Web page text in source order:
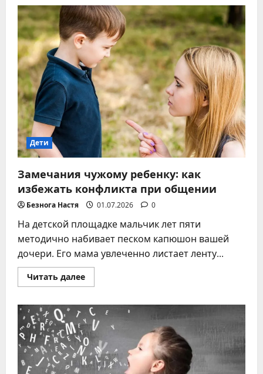
ребенок
начинает
агукать:
первые
звуки
младенца
и
их
развитие
Дети
Замечания чужому ребенку: как
избежать конфликта при общении
Безнога Настя 01.07.2026 0
На детской площадке мальчик лет пяти
методично набивает песком капюшон вашей
дочери. Его мама увлеченно листает ленту...
Читать далееПрочитать
больше
чужому
ребенку:
как
избежать
конфликта
при
общении